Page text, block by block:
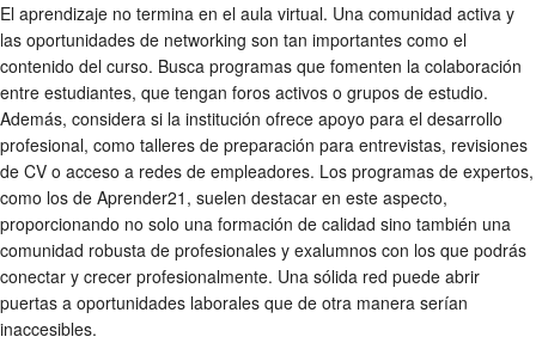
El aprendizaje no termina en el aula virtual. Una comunidad activa y
las oportunidades de networking son tan importantes como el
contenido del curso. Busca programas que fomenten la colaboración
entre estudiantes, que tengan foros activos o grupos de estudio.
Además, considera si la institución ofrece apoyo para el desarrollo
profesional, como talleres de preparación para entrevistas, revisiones
de CV o acceso a redes de empleadores. Los programas de expertos,
como los de Aprender21, suelen destacar en este aspecto,
proporcionando no solo una formación de calidad sino también una
comunidad robusta de profesionales y exalumnos con los que podrás
conectar y crecer profesionalmente. Una sólida red puede abrir
puertas a oportunidades laborales que de otra manera serían
inaccesibles.